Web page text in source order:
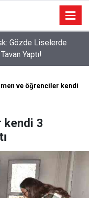
Yapıldı
ve öğrenciler kendi
kendi 3